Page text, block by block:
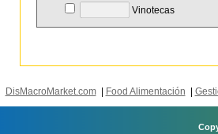
Vinotecas
DisMacroMarket.com| Food Alimentación